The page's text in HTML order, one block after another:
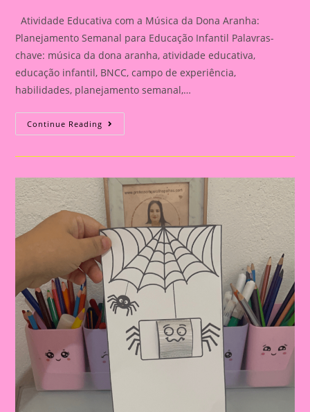
Atividade Educativa com a Música da Dona Aranha:
Planejamento Semanal para Educação Infantil Palavras-
chave: música da dona aranha, atividade educativa,
educação infantil, BNCC, campo de experiência,
habilidades, planejamento semanal,…
Continue Reading Atividade
Educativa
Dona
Aranha:
Planejamento
Semanal
Para
Educação
Infantil